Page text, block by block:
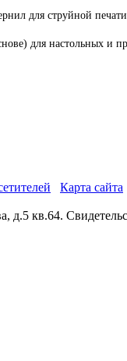
для струйной
для настольных
Карта сайта
д.5 кв.64.